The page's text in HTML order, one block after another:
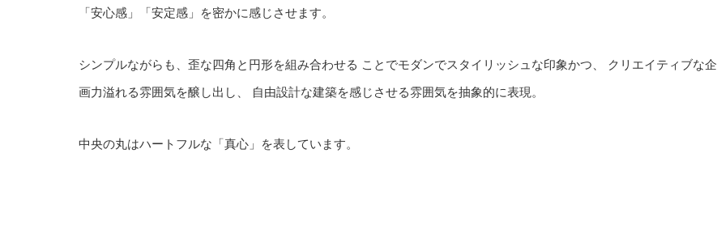
「安心感」「安定感」を密かに感じさせます。
シンプルながらも、歪な四角と円形を組み合わせる ことでモダンでスタイリッシュな印象かつ、 クリエイティブな企
画力溢れる雰囲気を醸し出し、 自由設計な建築を感じさせる雰囲気を抽象的に表現。
中央の丸はハートフルな「真心」を表しています。